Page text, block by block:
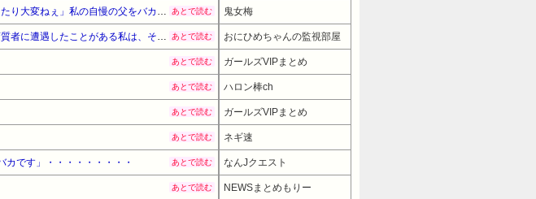
あとで読む 鬼女梅
あとで読む おにひめちゃんの監視部屋
あとで読む ガールズVIPまとめ
あとで読む ハロン棒ch
あとで読む ガールズVIPまとめ
あとで読む ネギ速
カです」・・・・・・・・・ あとで読む なんJクエスト
あとで読む NEWSまとめもりー